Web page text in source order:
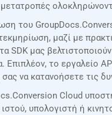
μετατροπές
του
μαζί με
SDK μας
Επιπλέον, το εργαλείο
να κατανοήσετε τις
Cloud
υπολογιστή ή